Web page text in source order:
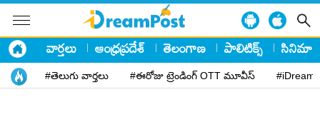
వార్తలు ఆంధ్రప్రదేశ్ తెలంగాణ పాలిటిక్స్ సినిమా
#తెలుగు వార్తలు #ఈరోజు ట్రెండింగ్ OTT మూవీస్